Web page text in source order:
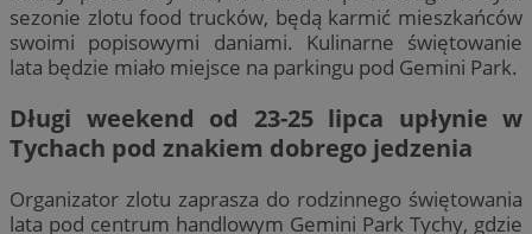
sezonie zlotu food trucków, będą karmić mieszkańców
swoimi popisowymi daniami. Kulinarne świętowanie
lata będzie miało miejsce na parkingu pod Gemini Park.
Długi weekend od 23-25 lipca upłynie w
Tychach pod znakiem dobrego jedzenia
Organizator zlotu zaprasza do rodzinnego świętowania
lata pod centrum handlowym Gemini Park Tychy, gdzie